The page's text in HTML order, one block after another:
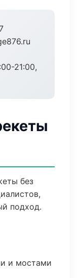
21:00,
без
подход.
и мостами